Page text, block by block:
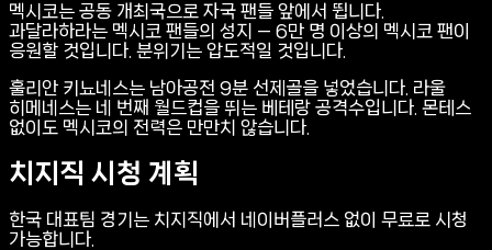
멕시코는 공동 개최국으로 자국 팬들 앞에서 뜁니다.
과달라하라는 멕시코 팬들의 성지 — 6만 명 이상의 멕시코 팬이
응원할 것입니다. 분위기는 압도적일 것입니다.
훌리안 키뇨네스는 남아공전 9분 선제골을 넣었습니다. 라울
히메네스는 네 번째 월드컵을 뛰는 베테랑 공격수입니다. 몬테스
없이도 멕시코의 전력은 만만치 않습니다.
치지직 시청 계획
한국 대표팀 경기는 치지직에서 네이버플러스 없이 무료로 시청
가능합니다.